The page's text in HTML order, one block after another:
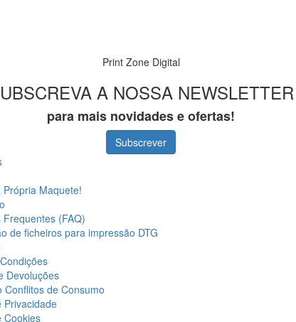
Print Zone Digital
A NOSSA NEWSLETTER
para mais novidades e ofertas!
Subscrever
Própria Maquete!
Frequentes (FAQ)
de ficheiros para impressão DTG
Devoluções
Conflitos de Consumo
Privacidade
Cookies